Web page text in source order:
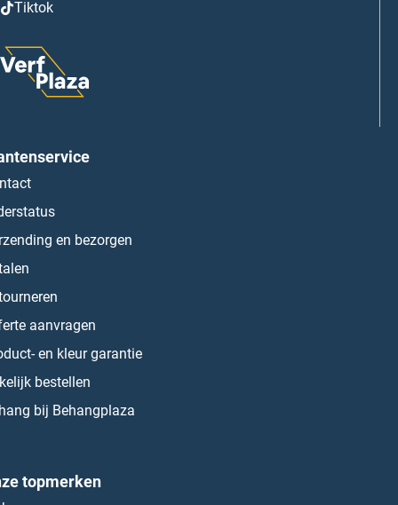
Tiktok
en bezorgen
aanvragen
en kleur garantie
bestellen
bij Behangplaza
topmerken